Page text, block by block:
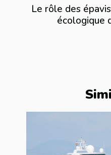
Le rôle des
écologique